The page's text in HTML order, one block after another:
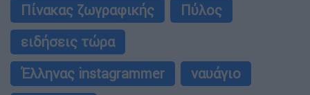
Πίνακας ζωγραφικής
Πύλος
ειδήσεις τώρα
Έλληνας instagrammer
ναυάγιο